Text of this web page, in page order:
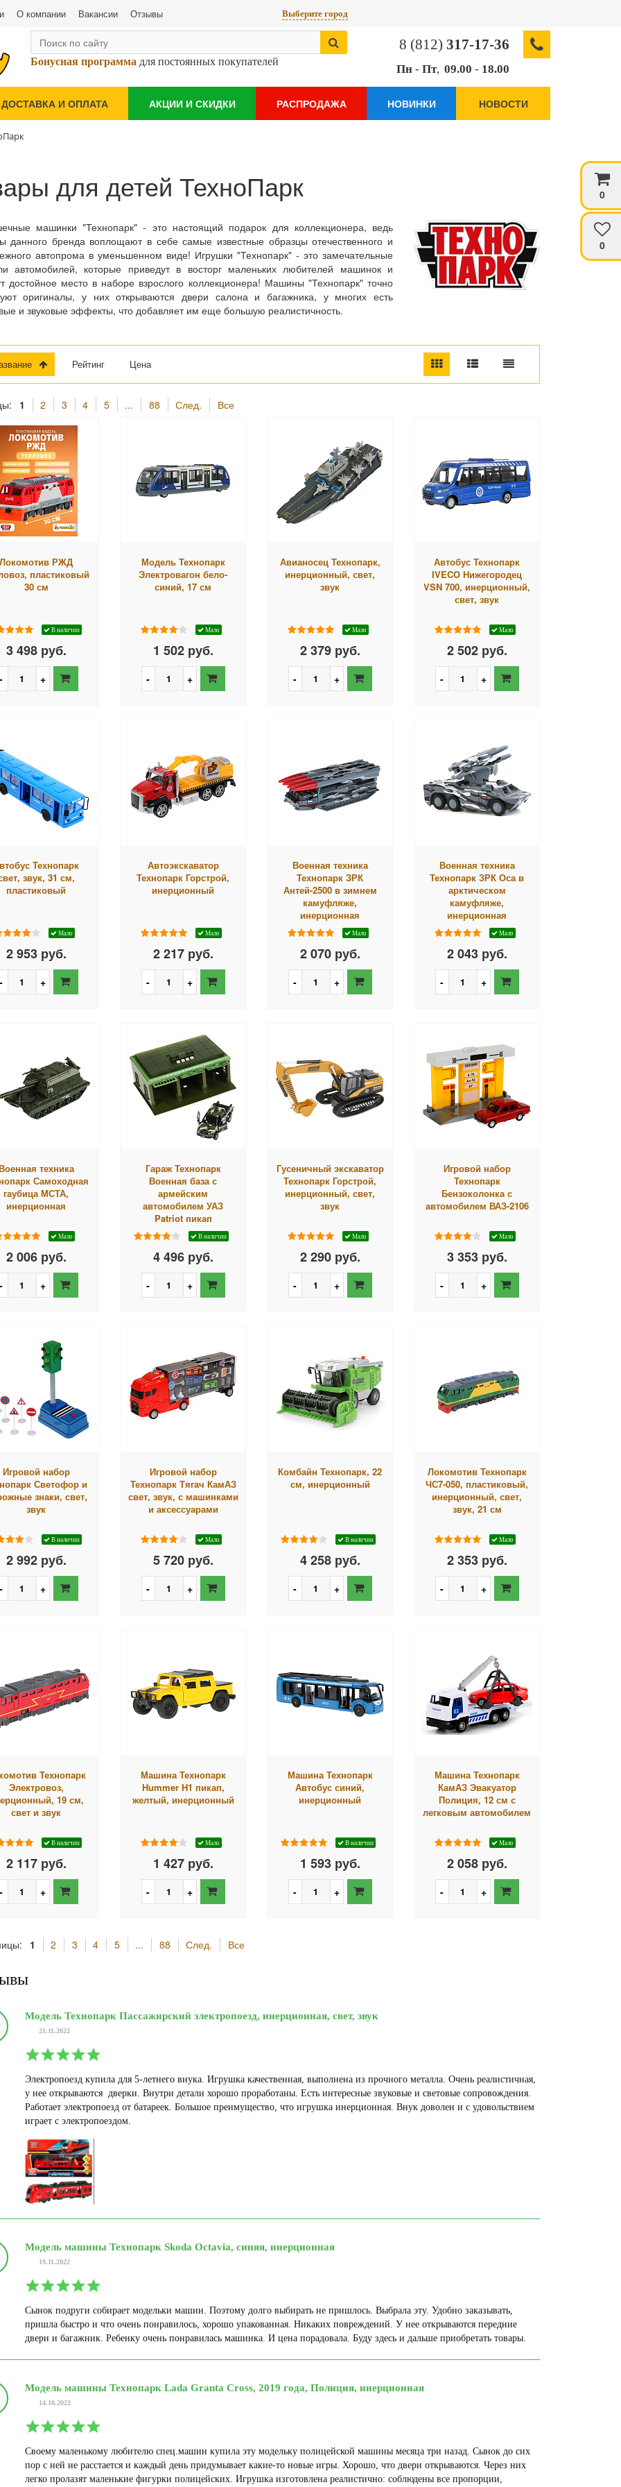
О компании Вакансии Отзывы
0
0
Выберите город
Бонусная программа для постоянных покупателей
8 (812) 317-17-36
Пн - Пт, 09.00 - 18.00
ДОСТАВКА И ОПЛАТА АКЦИИ И СКИДКИ РАСПРОДАЖА НОВИНКИ НОВОСТИ
для детей ТехноПарк
машинки "Технопарк" - это настоящий подарок для коллекционера, ведь
данного бренда воплощают в себе самые известные образцы отечественного и
автопрома в уменьшенном виде! Игрушки "Технопарк" - это замечательные
автомобилей, которые приведут в восторг маленьких любителей машинок и
достойное место в наборе взрослого коллекционера! Машины "Технопарк" точно
оригиналы, у них открываются двери салона и багажника, у многих есть
и звуковые эффекты, что добавляет им еще большую реалистичность.
Рейтинг Цена
1 2 3 4 5 ... 88 След. Все
Локомотив РЖД
пластиковый
30 см
В наличии
3 498 руб.
Модель Технопарк
Электровагон бело-
синий, 17 см
Мало
1 502 руб.
Авианосец Технопарк,
инерционный, свет,
звук
Мало
2 379 руб.
Автобус Технопарк
IVECO Нижегородец
VSN 700, инерционный,
свет, звук
Мало
2 502 руб.
Технопарк
звук, 31 см,
пластиковый
Мало
2 953 руб.
Автоэкскаватор
Технопарк Горстрой,
инерционный
Мало
2 217 руб.
Военная техника
Технопарк ЗРК
Антей-2500 в зимнем
камуфляже,
инерционная
Мало
2 070 руб.
Военная техника
Технопарк ЗРК Оса в
арктическом
камуфляже,
инерционная
Мало
2 043 руб.
техника
Самоходная
гаубица МСТА,
инерционная
Мало
2 006 руб.
Гараж Технопарк
Военная база с
армейским
автомобилем УАЗ
Patriot пикап
В наличии
4 496 руб.
Гусеничный экскаватор
Технопарк Горстрой,
инерционный, свет,
звук
Мало
2 290 руб.
Игровой набор
Технопарк
Бензоколонка с
автомобилем ВАЗ-2106
Мало
3 353 руб.
Игровой набор
Светофор и
знаки, свет,
звук
В наличии
2 992 руб.
Игровой набор
Технопарк Тягач КамАЗ
свет, звук, с машинками
и аксессуарами
Мало
5 720 руб.
Комбайн Технопарк, 22
см, инерционный
В наличии
4 258 руб.
Локомотив Технопарк
ЧС7-050, пластиковый,
инерционный, свет,
звук, 21 см
Мало
2 353 руб.
Технопарк
Электровоз,
19 см,
свет и звук
В наличии
2 117 руб.
Машина Технопарк
Hummer H1 пикап,
желтый, инерционный
Мало
1 427 руб.
Машина Технопарк
Автобус синий,
инерционный
В наличии
1 593 руб.
Машина Технопарк
КамАЗ Эвакуатор
Полиция, 12 см с
легковым автомобилем
Мало
2 058 руб.
1 2 3 4 5 ... 88 След. Все
Модель Технопарк Пассажирский электропоезд, инерционная, свет, звук
21.11.2022
Электропоезд купила для 5-летнего внука. Игрушка качественная, выполнена из прочного металла. Очень реалистичная,
у нее открываются дверки. Внутри детали хорошо проработаны. Есть интересные звуковые и световые сопровождения.
Работает электропоезд от батареек. Большое преимущество, что игрушка инерционная. Внук доволен и с удовольствием
играет с электропоездом.
Модель машины Технопарк Skoda Octavia, синяя, инерционная
19.11.2022
Сынок подруги собирает модельки машин. Поэтому долго выбирать не пришлось. Выбрала эту. Удобно заказывать,
пришла быстро и что очень понравилось, хорошо упакованная. Никаких повреждений. У нее открываются передние
двери и багажник. Ребенку очень понравилась машинка. И цена порадовала. Буду здесь и дальше приобретать товары.
Модель машины Технопарк Lada Granta Cross, 2019 года, Полиция, инерционная
14.10.2022
Своему маленькому любителю спец.машин купила эту модельку полицейской машины месяца три назад. Сынок до сих
пор с ней не расстается и каждый день придумывает какие-то новые игры. Хорошо, что двери открываются. Через них
легко пролазят маленькие фигурки полицейских. Игрушка изготовлена реалистично: соблюдены все пропорции,